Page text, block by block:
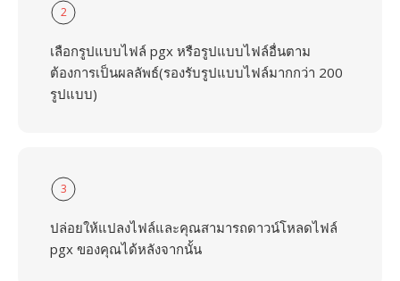
2
เลือกรูปแบบไฟล์ pgx หรือรูปแบบไฟล์อื่นตาม
ต้องการเป็นผลลัพธ์(รองรับรูปแบบไฟล์มากกว่า 200
รูปแบบ)
3
ปล่อยให้แปลงไฟล์และคุณสามารถดาวน์โหลดไฟล์
pgx ของคุณได้หลังจากนั้น